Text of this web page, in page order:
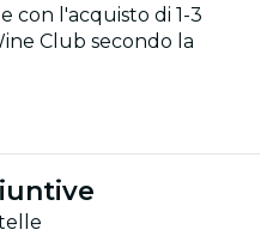
l'acquisto di 1-3
Club secondo la